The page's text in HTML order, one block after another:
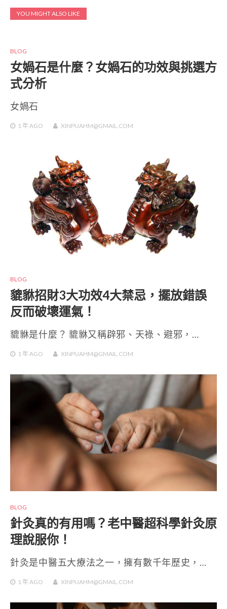
YOU MIGHT ALSO LIKE
BLOG
女媧石是什麼？女媧石的功效與挑選方
式分析
女媧石
1 年 AGO XINPUAHM@GMAIL.COM
BLOG
貔貅招財3大功效4大禁忌，擺放錯誤
反而破壞運氣！
貔貅是什麼？ 貔貅又稱辟邪、天祿、避邪，…
1 年 AGO XINPUAHM@GMAIL.COM
BLOG
針灸真的有用嗎？老中醫超科學針灸原
理說服你！
針灸是中醫五大療法之一，擁有數千年歷史，…
1 年 AGO XINPUAHM@GMAIL.COM